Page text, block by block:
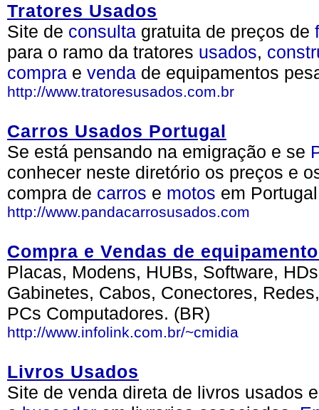
Tratores Usados
Site de consulta gratuita de preços de
para o ramo da tratores usados,
compra e venda de equipamentos
http://www.tratoresusados.com.br
Carros Usados Portugal
Se está pensando na emigração e se
conhecer neste diretório os preços e
compra de carros e motos em
http://www.pandacarrosusados.com
Compra e Vendas de
Placas, Modens, HUBs, Software,
Gabinetes, Cabos, Conectores,
PCs Computadores. (BR)
http://www.infolink.com.br/~cmidia
Livros Usados
Site de venda direta de livros usados